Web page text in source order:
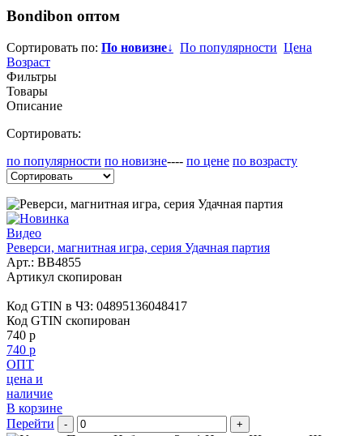
Bondibon оптом
Сортировать по: По новизне↓ По популярности Цена
Возраст
Фильтры
Товары
Описание
Сортировать:
по популярности по новизне---- по цене по возрасту
Видео
Реверси, магнитная игра, серия Удачная партия
Арт.: BB4855
Артикул скопирован
Код GTIN в ЧЗ: 04895136048417
Код GTIN скопирован
740 р
740 р
ОПТ
цена и
наличие
В корзине
Перейти
- +